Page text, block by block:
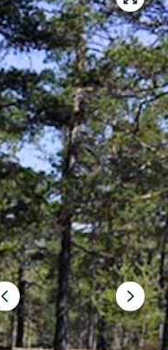
Vorheriger
Slide
Slide